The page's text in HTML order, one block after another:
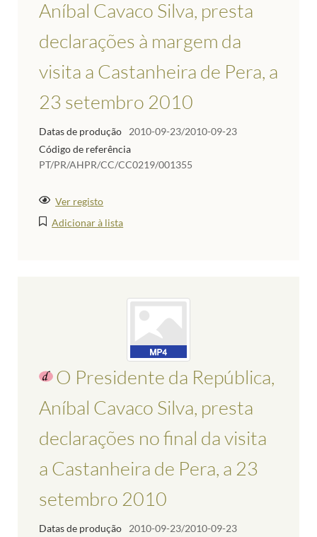
Aníbal Cavaco Silva, presta
declarações à margem da
visita a Castanheira de Pera, a
23 setembro 2010
Datas de produção
2010-09-23/2010-09-23
Código de referência
PT/PR/AHPR/CC/CC0219/001355
Ver registo
Adicionar à lista
O Presidente da República,
Aníbal Cavaco Silva, presta
declarações no final da visita
a Castanheira de Pera, a 23
setembro 2010
Datas de produção
2010-09-23/2010-09-23